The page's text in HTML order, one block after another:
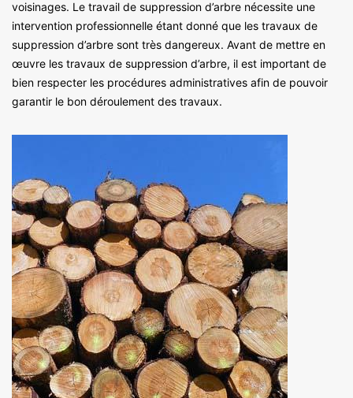
voisinages. Le travail de suppression d’arbre nécessite une
intervention professionnelle étant donné que les travaux de
suppression d’arbre sont très dangereux. Avant de mettre en
œuvre les travaux de suppression d’arbre, il est important de
bien respecter les procédures administratives afin de pouvoir
garantir le bon déroulement des travaux.